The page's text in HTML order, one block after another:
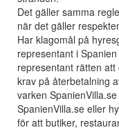
Det gäller samma
när det gäller
Har klagomål på
representant i
representant rätten
krav på återbetalning
varken
SpanienVilla.se eller
för att butiker,